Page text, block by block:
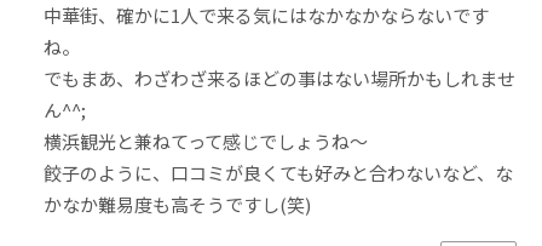
中華街、確かに1人で来る気にはなかなかならないです
ね。
でもまあ、わざわざ来るほどの事はない場所かもしれませ
ん^^;
横浜観光と兼ねてって感じでしょうね〜
餃子のように、口コミが良くても好みと合わないなど、な
かなか難易度も高そうですし(笑)